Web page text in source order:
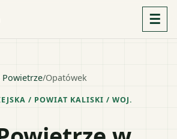
☰
Powietrze/Opatówek
/ POWIAT KALISKI / WOJ.